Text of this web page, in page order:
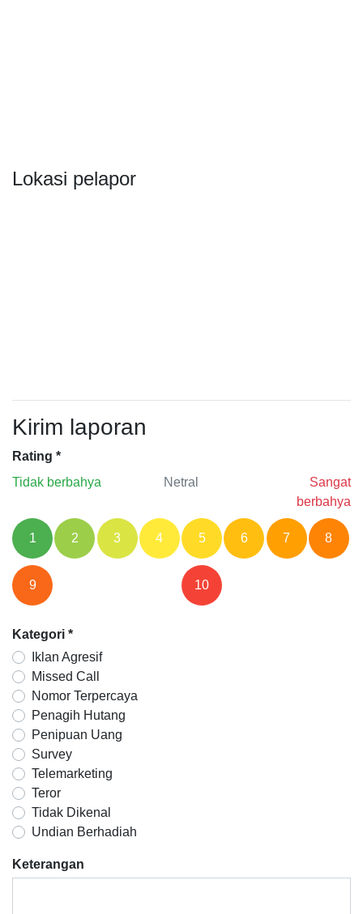
Lokasi pelapor
Kirim laporan
Rating *
Tidak berbahya
Netral
Sangat
berbahya
1 2 3 4 5 6 7 8
9 10
Kategori *
Iklan Agresif
Missed Call
Nomor Terpercaya
Penagih Hutang
Penipuan Uang
Survey
Telemarketing
Teror
Tidak Dikenal
Undian Berhadiah
Keterangan